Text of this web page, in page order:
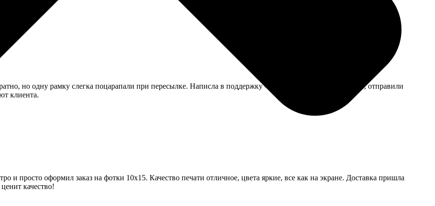
но одну рамку слегка поцарапали при пересылке. Написла в поддержку — оперативно отреагировали, отправили
клиента.
и просто оформил заказ на фотки 10х15. Качество печати отличное, цвета яркие, все как на экране. Доставка пришла
качество!